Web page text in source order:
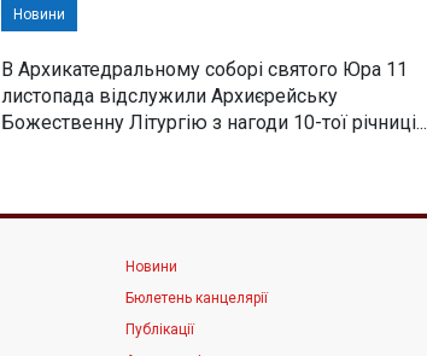
Новини
В Архикатедральному соборі святого Юра 11
листопада відслужили Архиєрейську
Божественну Літургію з нагоди 10-тої річниці...
Новини
Бюлетень канцелярії
Публікації